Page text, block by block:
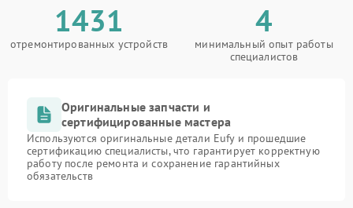
1431
отремонтированных устройств
4
минимальный опыт работы
специалистов
Оригинальные запчасти и
сертифицированные мастера
Используются оригинальные детали Eufy и прошедшие
сертификацию специалисты, что гарантирует корректную
работу после ремонта и сохранение гарантийных
обязательств